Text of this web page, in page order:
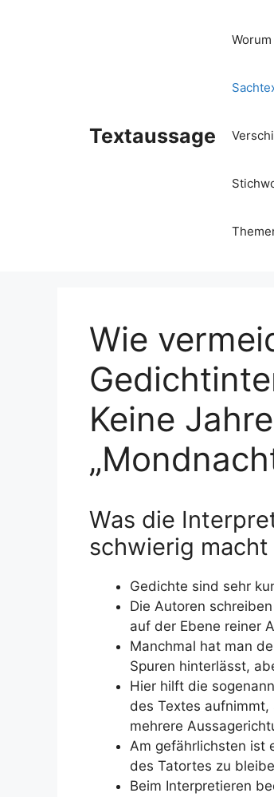
Textaussage
Wie
Keine
Was die
schwierig macht
Gedichte sind sehr
Die Autoren
auf der Ebene reiner
Manchmal hat man
Spuren hinterlässt,
Hier hilft die
des Textes
mehrere
Am gefährlichsten ist
des Tatortes zu
Beim Interpretieren